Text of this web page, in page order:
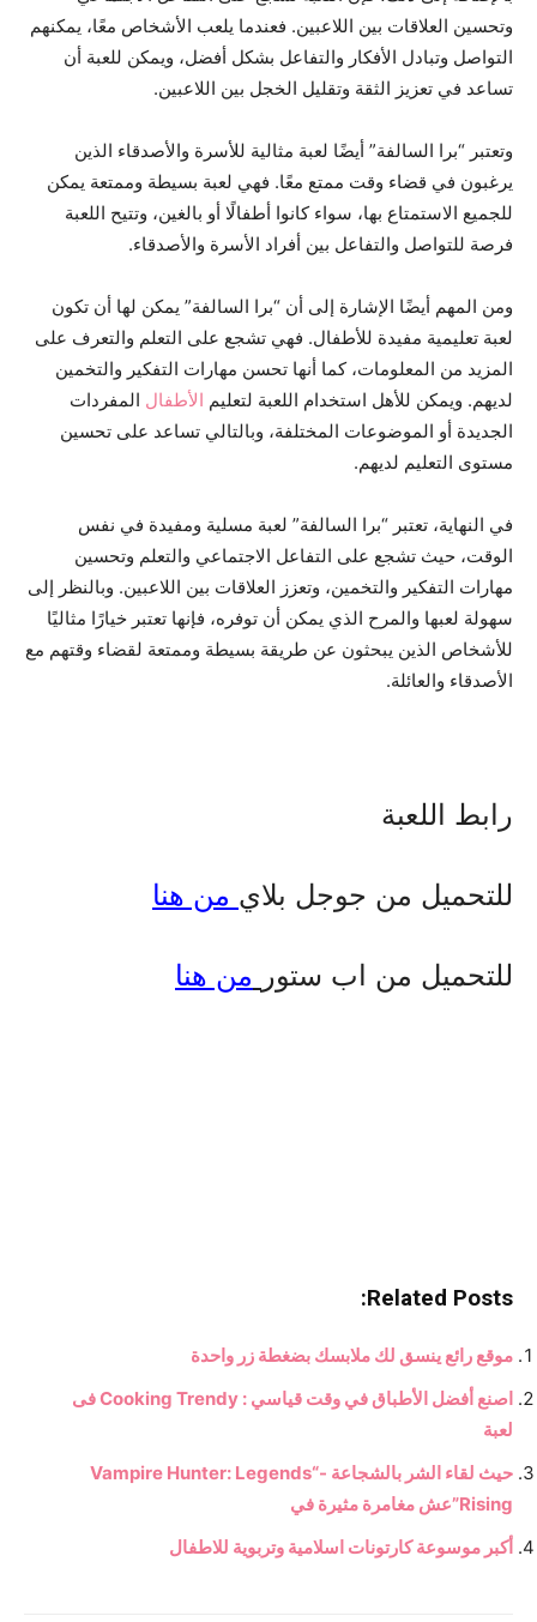
وتحسين العلاقات بين اللاعبين. فعندما يلعب الأشخاص معًا، يمكنهم
التواصل وتبادل الأفكار والتفاعل بشكل أفضل، ويمكن للعبة أن
تساعد في تعزيز الثقة وتقليل الخجل بين اللاعبين.
وتعتبر “برا السالفة” أيضًا لعبة مثالية للأسرة والأصدقاء الذين
يرغبون في قضاء وقت ممتع معًا. فهي لعبة بسيطة وممتعة يمكن
للجميع الاستمتاع بها، سواء كانوا أطفالًا أو بالغين، وتتيح اللعبة
فرصة للتواصل والتفاعل بين أفراد الأسرة والأصدقاء.
ومن المهم أيضًا الإشارة إلى أن “برا السالفة” يمكن لها أن تكون
لعبة تعليمية مفيدة للأطفال. فهي تشجع على التعلم والتعرف على
المزيد من المعلومات، كما أنها تحسن مهارات التفكير والتخمين
لديهم. ويمكن للأهل استخدام اللعبة لتعليم الأطفال المفردات
الجديدة أو الموضوعات المختلفة، وبالتالي تساعد على تحسين
مستوى التعليم لديهم.
في النهاية، تعتبر “برا السالفة” لعبة مسلية ومفيدة في نفس
الوقت، حيث تشجع على التفاعل الاجتماعي والتعلم وتحسين
مهارات التفكير والتخمين، وتعزز العلاقات بين اللاعبين. وبالنظر إلى
سهولة لعبها والمرح الذي يمكن أن توفره، فإنها تعتبر خيارًا مثاليًا
للأشخاص الذين يبحثون عن طريقة بسيطة وممتعة لقضاء وقتهم مع
الأصدقاء والعائلة.
رابط اللعبة
للتحميل من جوجل بلاي من هنا
للتحميل من اب ستور من هنا
Related Posts:
موقع رائع ينسق لك ملابسك بضغطة زر واحدة
اصنع أفضل الأطباق في وقت قياسي : Cooking Trendy فى
لعبة
حيث لقاء الشر بالشجاعة -“Vampire Hunter: Legends
Rising”عش مغامرة مثيرة في
أكبر موسوعة كارتونات اسلامية وتربوية للاطفال